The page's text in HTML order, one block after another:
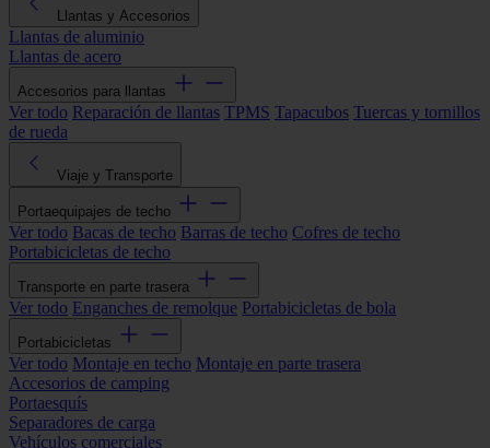
Llantas y Accesorios
Llantas de aluminio
Llantas de acero
Accesorios para llantas
Ver todo Reparación de llantas TPMS Tapacubos Tuercas y tornillos
de rueda
Viaje y Transporte
Portaequipajes de techo
Ver todo Bacas de techo Barras de techo Cofres de techo
Portabicicletas de techo
Transporte en parte trasera
Ver todo Enganches de remolque Portabicicletas de bola
Portabicicletas
Ver todo Montaje en techo Montaje en parte trasera
Accesorios de camping
Portaesquís
Separadores de carga
Vehículos comerciales